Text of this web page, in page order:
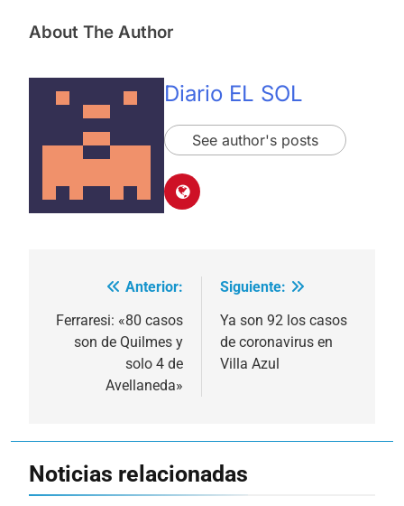
About The Author
Diario EL SOL
See author's posts
Navegación
de
entradas
Anterior:
Ferraresi: «80 casos
son de Quilmes y
solo 4 de
Avellaneda»
Siguiente:
Ya son 92 los casos
de coronavirus en
Villa Azul
Noticias relacionadas